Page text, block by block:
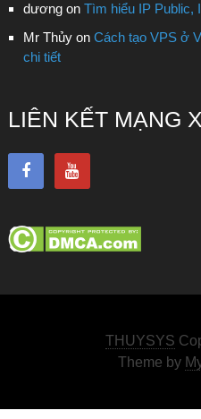
dươngon Tìm hiểu IP Public,
Mr Thủyon Cách tạo VPS ở
chi tiết
LIÊN KẾT MẠNG
THUYSYS
Theme by